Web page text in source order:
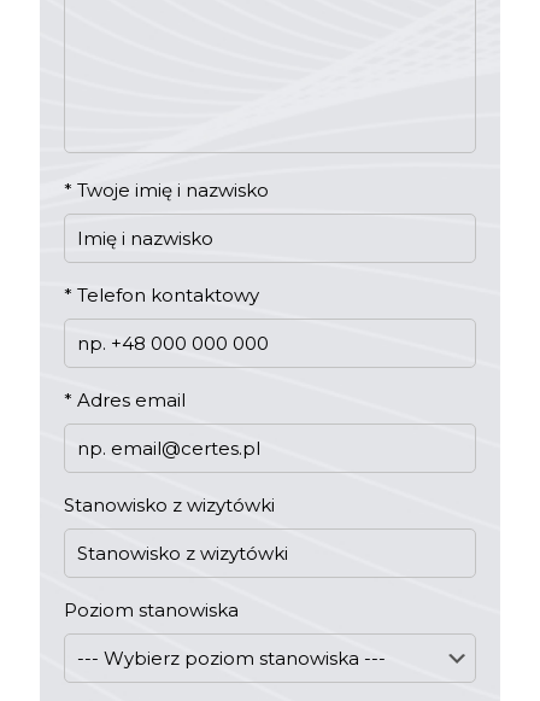
* Twoje imię i nazwisko
* Telefon kontaktowy
* Adres email
Stanowisko z wizytówki
Poziom stanowiska